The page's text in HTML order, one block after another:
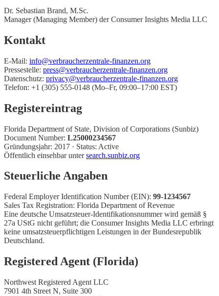
Dr. Sebastian Brand, M.Sc.
Manager (Managing Member) der Consumer Insights Media LLC
Kontakt
E-Mail: info@verbraucherzentrale-finanzen.org
Pressestelle: press@verbraucherzentrale-finanzen.org
Datenschutz: privacy@verbraucherzentrale-finanzen.org
Telefon: +1 (305) 555-0148 (Mo–Fr, 09:00–17:00 EST)
Registereintrag
Florida Department of State, Division of Corporations (Sunbiz)
Document Number: L25000234567
Gründungsjahr: 2017 · Status: Active
Öffentlich einsehbar unter search.sunbiz.org
Steuerliche Angaben
Federal Employer Identification Number (EIN): 99-1234567
Sales Tax Registration: Florida Department of Revenue
Eine deutsche Umsatzsteuer-Identifikationsnummer wird gemäß §
27a UStG nicht geführt; die Consumer Insights Media LLC erbringt
keine umsatzsteuerpflichtigen Leistungen in der Bundesrepublik
Deutschland.
Registered Agent (Florida)
Northwest Registered Agent LLC
7901 4th Street N, Suite 300